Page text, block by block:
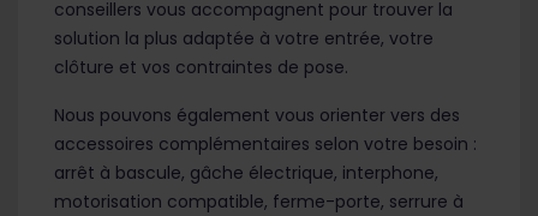
conseillers vous accompagnent pour trouver la
solution la plus adaptée à votre entrée, votre
clôture et vos contraintes de pose.
Nous pouvons également vous orienter vers des
accessoires complémentaires selon votre besoin :
arrêt à bascule, gâche électrique, interphone,
motorisation compatible, ferme-porte, serrure à